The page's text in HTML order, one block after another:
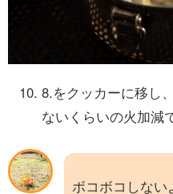
8.をクッカーに移し
ないくらいの火加減
ボコボコしない